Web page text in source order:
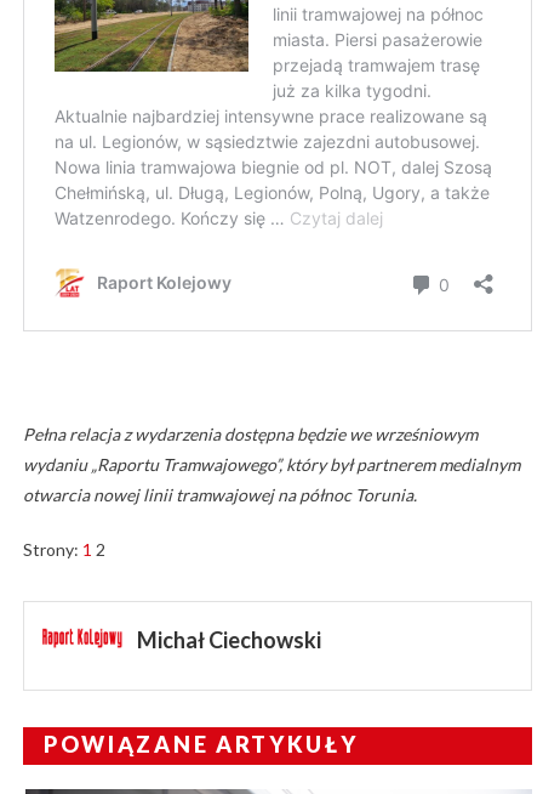
Pełna relacja z wydarzenia dostępna będzie we wrześniowym
wydaniu „Raportu Tramwajowego”, który był partnerem medialnym
otwarcia nowej linii tramwajowej na północ Torunia.
Strony: 1 2
Michał Ciechowski
POWIĄZANE ARTYKUŁY